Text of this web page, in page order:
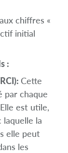
chiffres «
initial
:
Cette
par chaque
est utile,
laquelle la
elle peut
les